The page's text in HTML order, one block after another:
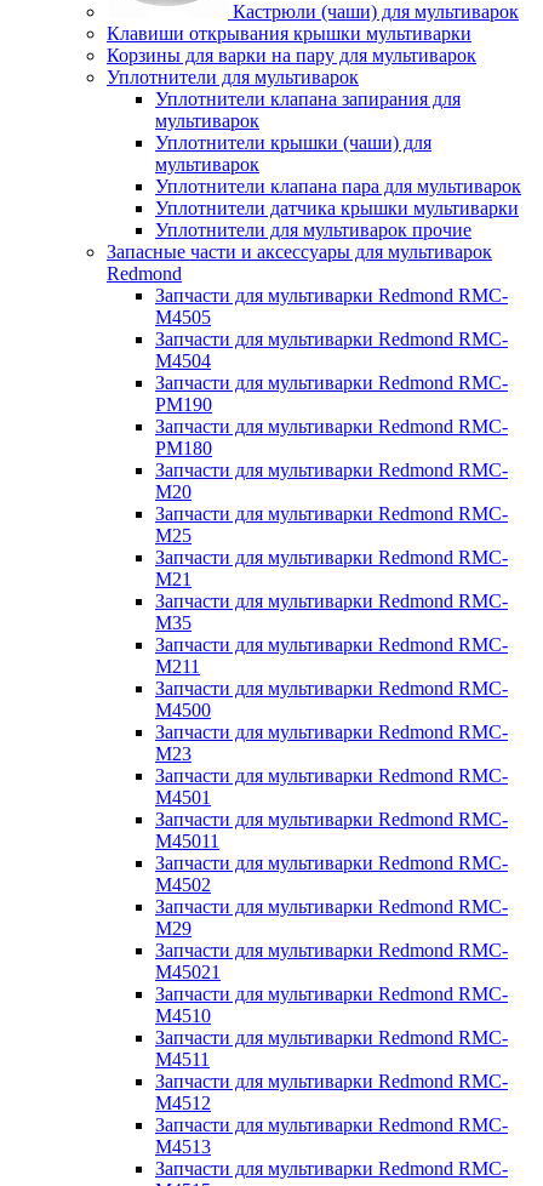
Кастрюли (чаши) для мультиварок
Клавиши открывания крышки мультиварки
Корзины для варки на пару для мультиварок
Уплотнители для мультиварок
Уплотнители клапана запирания для
мультиварок
Уплотнители крышки (чаши) для
мультиварок
Уплотнители клапана пара для мультиварок
Уплотнители датчика крышки мультиварки
Уплотнители для мультиварок прочие
Запасные части и аксессуары для мультиварок
Redmond
Запчасти для мультиварки Redmond RMC-
M4505
Запчасти для мультиварки Redmond RMC-
M4504
Запчасти для мультиварки Redmond RMC-
PM190
Запчасти для мультиварки Redmond RMC-
PM180
Запчасти для мультиварки Redmond RMC-
M20
Запчасти для мультиварки Redmond RMC-
M25
Запчасти для мультиварки Redmond RMC-
M21
Запчасти для мультиварки Redmond RMC-
M35
Запчасти для мультиварки Redmond RMC-
M211
Запчасти для мультиварки Redmond RMC-
M4500
Запчасти для мультиварки Redmond RMC-
M23
Запчасти для мультиварки Redmond RMC-
M4501
Запчасти для мультиварки Redmond RMC-
M45011
Запчасти для мультиварки Redmond RMC-
M4502
Запчасти для мультиварки Redmond RMC-
M29
Запчасти для мультиварки Redmond RMC-
M45021
Запчасти для мультиварки Redmond RMC-
M4510
Запчасти для мультиварки Redmond RMC-
M4511
Запчасти для мультиварки Redmond RMC-
M4512
Запчасти для мультиварки Redmond RMC-
M4513
Запчасти для мультиварки Redmond RMC-